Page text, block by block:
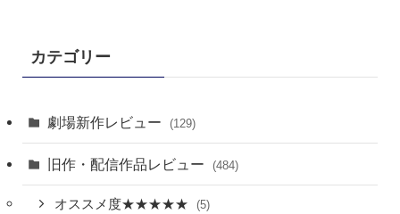
カテゴリー
劇場新作レビュー (129)
旧作・配信作品レビュー (484)
オススメ度★★★★★ (5)